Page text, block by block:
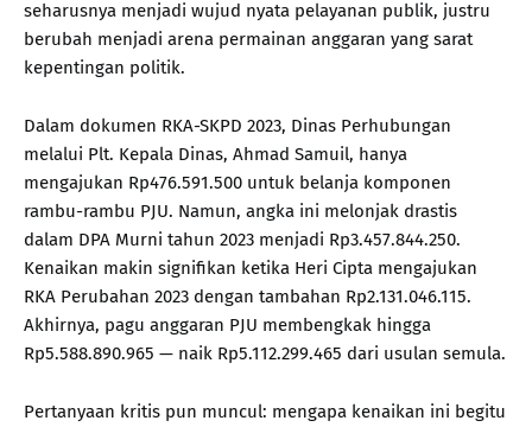
seharusnya menjadi wujud nyata pelayanan publik, justru
berubah menjadi arena permainan anggaran yang sarat
kepentingan politik.
Dalam dokumen RKA-SKPD 2023, Dinas Perhubungan
melalui Plt. Kepala Dinas, Ahmad Samuil, hanya
mengajukan Rp476.591.500 untuk belanja komponen
rambu-rambu PJU. Namun, angka ini melonjak drastis
dalam DPA Murni tahun 2023 menjadi Rp3.457.844.250.
Kenaikan makin signifikan ketika Heri Cipta mengajukan
RKA Perubahan 2023 dengan tambahan Rp2.131.046.115.
Akhirnya, pagu anggaran PJU membengkak hingga
Rp5.588.890.965 — naik Rp5.112.299.465 dari usulan semula.
Pertanyaan kritis pun muncul: mengapa kenaikan ini begitu